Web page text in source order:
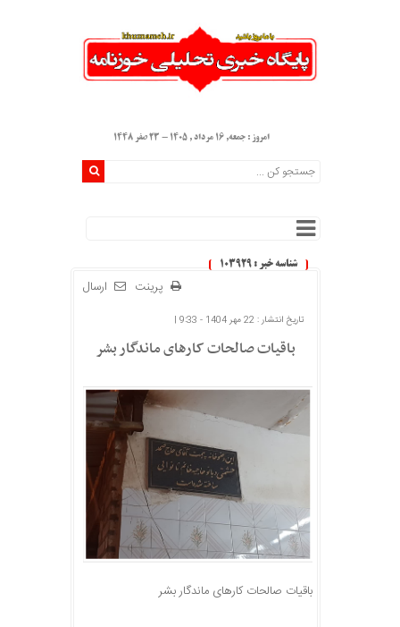
امروز : جمعه, ۱۶ مرداد , ۱۴۰۵ - 23 صفر 1448
شناسه خبر : 103929
ارسال پرینت
تاریخ انتشار : 22 مهر 1404 - 9:33 |
باقیات صالحات کارهای ماندگار بشر
باقیات صالحات کارهای ماندگار بشر